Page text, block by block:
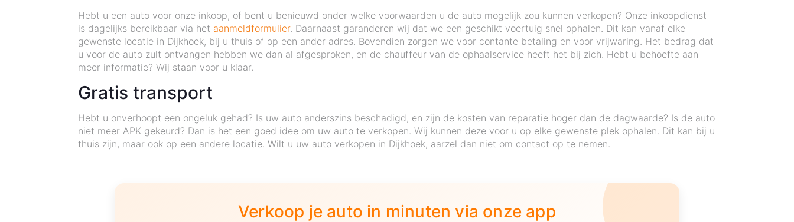
Hebt u een auto voor onze inkoop, of bent u benieuwd onder welke voorwaarden u de auto mogelijk zou kunnen verkopen? Onze inkoopdienst
is dagelijks bereikbaar via het aanmeldformulier. Daarnaast garanderen wij dat we een geschikt voertuig snel ophalen. Dit kan vanaf elke
gewenste locatie in Dijkhoek, bij u thuis of op een ander adres. Bovendien zorgen we voor contante betaling en voor vrijwaring. Het bedrag dat
u voor de auto zult ontvangen hebben we dan al afgesproken, en de chauffeur van de ophaalservice heeft het bij zich. Hebt u behoefte aan
meer informatie? Wij staan voor u klaar.
Gratis transport
Hebt u onverhoopt een ongeluk gehad? Is uw auto anderszins beschadigd, en zijn de kosten van reparatie hoger dan de dagwaarde? Is de auto
niet meer APK gekeurd? Dan is het een goed idee om uw auto te verkopen. Wij kunnen deze voor u op elke gewenste plek ophalen. Dit kan bij u
thuis zijn, maar ook op een andere locatie. Wilt u uw auto verkopen in Dijkhoek, aarzel dan niet om contact op te nemen.
Verkoop je auto in minuten via onze app